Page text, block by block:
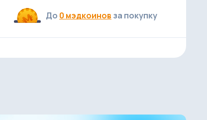
До 0 мэдкоинов за покупку